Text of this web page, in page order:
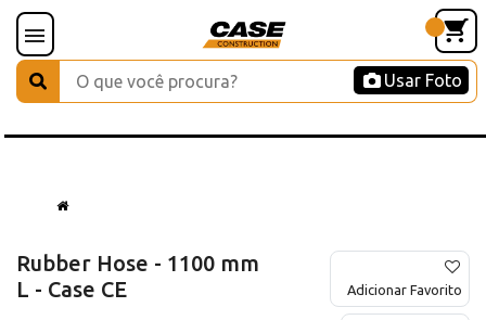
Usar Foto
Rubber Hose - 1100 mm
L - Case CE
Adicionar Favorito